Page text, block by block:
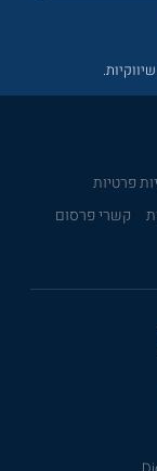
פרטיות
קשרי פרסום